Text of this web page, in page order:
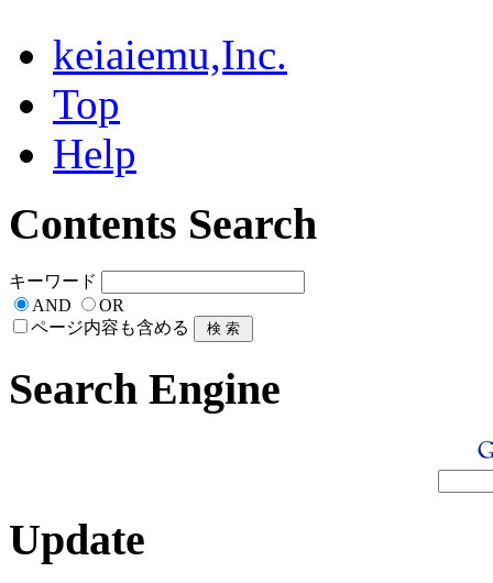
keiaiemu,Inc.
Top
Help
Contents Search
キーワード
AND
OR
ページ内容も含める
Search Engine
Update